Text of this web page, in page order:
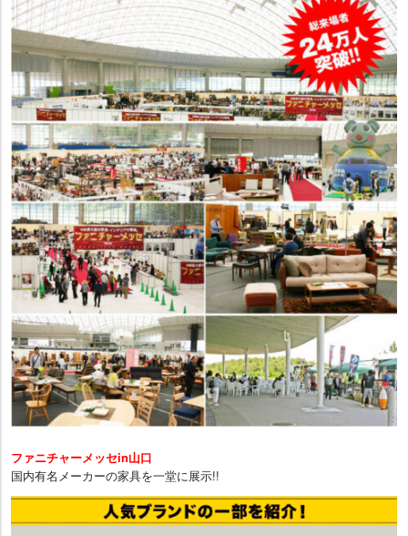
入の方に限ります。
【特典7】ベッドとの同時購入で寝装品20%OFF! ※ベッドをご購入の方
に限ります。
【特典8】ソファ・ダイニング用メンテナンス製品20%OFF! ※ソファま
たはダイニングをご購入の方が対象となります。
【特典9】製造メーカーと直接ご相談 製造メーカースタッフに無料でご
相談できます。
【特典10】お部屋づくりのコーディネートご相談無料。ご来場の際には
図面をご持参ください。
ファニチャーメッセin山口
国内有名メーカーの家具を一堂に展示!!